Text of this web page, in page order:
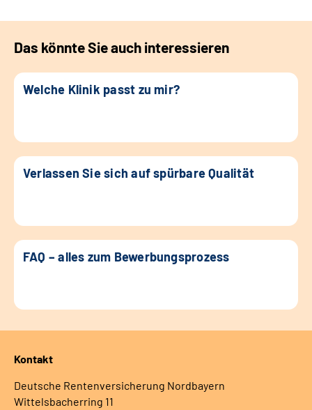
Das könnte Sie auch interessieren
Welche Klinik passt zu mir?
Verlassen Sie sich auf spürbare Qualität
FAQ – alles zum Bewerbungsprozess
Kontakt
Deutsche Rentenversicherung Nordbayern
Wittelsbacherring 11